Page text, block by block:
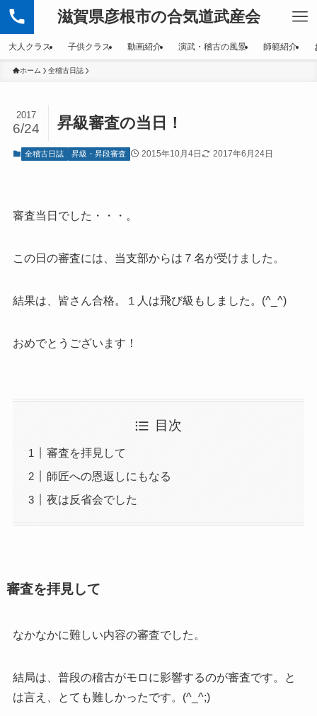
滋賀県彦根市の合気道武産会
大人クラス 子供クラス 動画紹介 演武・稽古の風景 師範紹介
ホーム 全稽古日誌
昇級審査の当日！
2017
6/24
全稽古日誌 昇級・昇段審査 2015年10月4日 2017年6月24日
審査当日でした・・・。
この日の審査には、当支部からは７名が受けました。
結果は、皆さん合格。１人は飛び級もしました。(^_^)
おめでとうございます！
目次
審査を拝見して
師匠への恩返しにもなる
夜は反省会でした
審査を拝見して
なかなかに難しい内容の審査でした。
結局は、普段の稽古がモロに影響するのが審査です。と
は言え、とても難しかったです。(^_^;)